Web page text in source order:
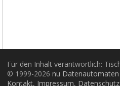
Für den Inhalt verantwortlich:
© 1999-2026 nu
Kontakt, Impressum, Datenschutz